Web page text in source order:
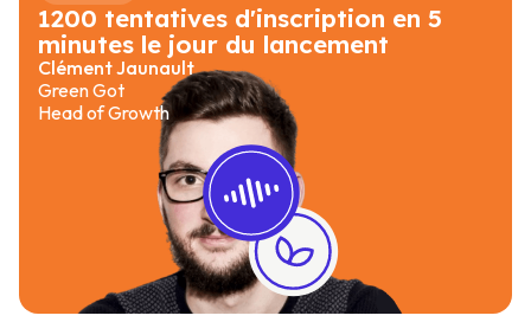
1200 tentatives d'inscription en 5
minutes le jour du lancement
Clément Jaunault
Green Got
Head of Growth